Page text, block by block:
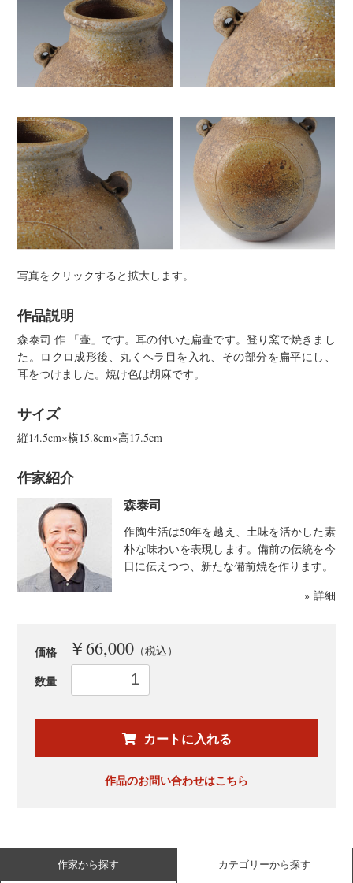
写真をクリックすると拡大します。
作品説明
森泰司 作 「壷」です。耳の付いた扁壷です。登り窯で焼きまし
た。ロクロ成形後、丸くヘラ目を入れ、その部分を扁平にし、
耳をつけました。焼け色は胡麻です。
サイズ
縦14.5cm×横15.8cm×高17.5cm
作家紹介
森泰司
作陶生活は50年を越え、土味を活かした素
朴な味わいを表現します。備前の伝統を今
日に伝えつつ、新たな備前焼を作ります。
» 詳細
価格 ￥66,000 （税込）
数量
カートに入れる
お買い物を続ける カートへ進む
作品のお問い合わせはこちら
作家から探す カテゴリーから探す